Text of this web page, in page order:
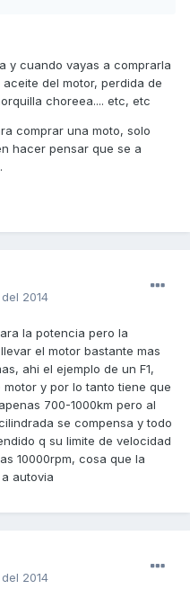
y cuando vayas a comprarla
del motor, perdida de
choreea.... etc, etc
comprar una moto, solo
hacer pensar que se a
2014
la potencia pero la
el motor bastante mas
ahi el ejemplo de un F1,
y por lo tanto tiene que
700-1000km pero al
se compensa y todo
q su limite de velocidad
10000rpm, cosa que la
autovia
2014